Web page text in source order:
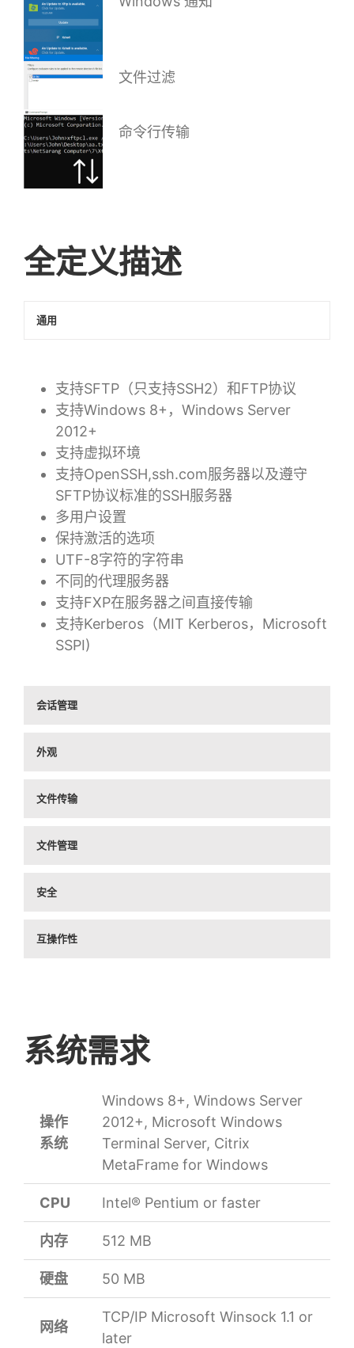
文件过滤
命令行传输
全定义描述
通用
支持SFTP（只支持SSH2）和FTP协议
支持Windows 8+，Windows Server
2012+
支持虚拟环境
支持OpenSSH,ssh.com服务器以及遵守
SFTP协议标准的SSH服务器
多用户设置
保持激活的选项
UTF-8字符的字符串
不同的代理服务器
支持FXP在服务器之间直接传输
支持Kerberos（MIT Kerberos，Microsoft
SSPI)
会话管理
外观
文件传输
文件管理
安全
互操作性
系统需求
操作
系统
Windows 8+, Windows Server
2012+, Microsoft Windows
Terminal Server, Citrix
MetaFrame for Windows
CPU Intel® Pentium or faster
内存 512 MB
硬盘 50 MB
网络
TCP/IP Microsoft Winsock 1.1 or
later